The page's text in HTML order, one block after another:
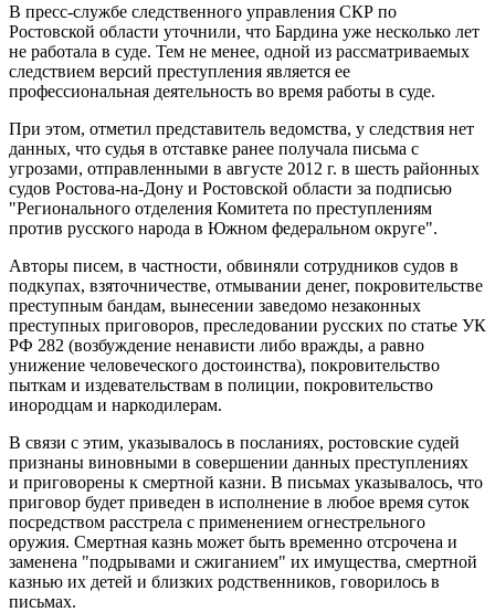
В пресс-службе следственного управления СКР по
Ростовской области уточнили, что Бардина уже несколько лет
не работала в суде. Тем не менее, одной из рассматриваемых
следствием версий преступления является ее
профессиональная деятельность во время работы в суде.
При этом, отметил представитель ведомства, у следствия нет
данных, что судья в отставке ранее получала письма с
угрозами, отправленными в августе 2012 г. в шесть районных
судов Ростова-на-Дону и Ростовской области за подписью
"Регионального отделения Комитета по преступлениям
против русского народа в Южном федеральном округе".
Авторы писем, в частности, обвиняли сотрудников судов в
подкупах, взяточничестве, отмывании денег, покровительстве
преступным бандам, вынесении заведомо незаконных
преступных приговоров, преследовании русских по статье УК
РФ 282 (возбуждение ненависти либо вражды, а равно
унижение человеческого достоинства), покровительство
пыткам и издевательствам в полиции, покровительство
инородцам и наркодилерам.
В связи с этим, указывалось в посланиях, ростовские судей
признаны виновными в совершении данных преступлениях
и приговорены к смертной казни. В письмах указывалось, что
приговор будет приведен в исполнение в любое время суток
посредством расстрела с применением огнестрельного
оружия. Смертная казнь может быть временно отсрочена и
заменена "подрывами и сжиганием" их имущества, смертной
казнью их детей и близких родственников, говорилось в
письмах.